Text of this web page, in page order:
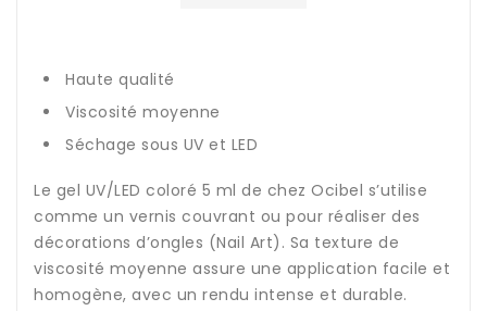
Haute qualité
Viscosité moyenne
Séchage sous UV et LED
Le gel UV/LED coloré 5 ml de chez Ocibel s’utilise
comme un vernis couvrant ou pour réaliser des
décorations d’ongles (Nail Art). Sa texture de
viscosité moyenne assure une application facile et
homogène, avec un rendu intense et durable.